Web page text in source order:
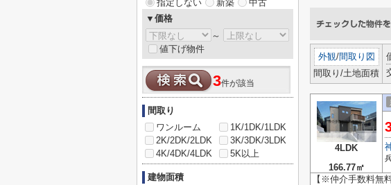
外観/間取り図
間取り/土地面積
4LDK
166.77㎡
【※仲介手数料無
指定しない 新築
中古
▼価格
～
値下げ物件
3件が該当
間取り
ワンルーム
1K/1DK/1LDK
2K/2DK/2LDK
3K/3DK/3LDK
4K/4DK/4LDK
5K以上
建物面積